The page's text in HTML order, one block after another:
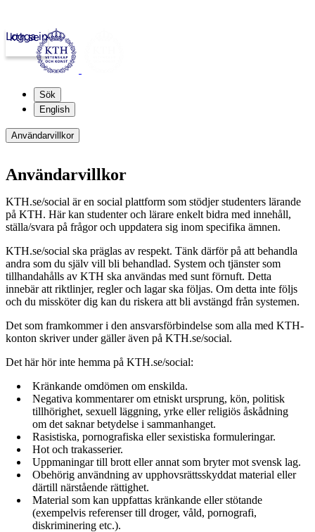
kth.se
Logga in
Sök
English
Användarvillkor
Användarvillkor
KTH.se/social är en social plattform som stödjer studenters lärande
på KTH. Här kan studenter och lärare enkelt bidra med innehåll,
ställa/svara på frågor och uppdatera sig inom specifika ämnen.
KTH.se/social ska präglas av respekt. Tänk därför på att behandla
andra som du själv vill bli behandlad. System och tjänster som
tillhandahålls av KTH ska användas med sunt förnuft. Detta
innebär att riktlinjer, regler och lagar ska följas. Om detta inte följs
och du missköter dig kan du riskera att bli avstängd från systemen.
Det som framkommer i den ansvarsförbindelse som alla med KTH-
konton skriver under gäller även på KTH.se/social.
Det här hör inte hemma på KTH.se/social:
Kränkande omdömen om enskilda.
Negativa kommentarer om etniskt ursprung, kön, politisk
tillhörighet, sexuell läggning, yrke eller religiös åskådning
om det saknar betydelse i sammanhanget.
Rasistiska, pornografiska eller sexistiska formuleringar.
Hot och trakasserier.
Uppmaningar till brott eller annat som bryter mot svensk lag.
Obehörig användning av upphovsrättsskyddat material eller
därtill närstående rättighet.
Material som kan uppfattas kränkande eller stötande
(exempelvis referenser till droger, våld, pornografi,
diskriminering etc.).